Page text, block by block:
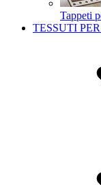
Tappeti
TESSUTI